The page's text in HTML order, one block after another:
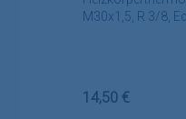
M30x1,5, R 3/8,
Regulärer Preis:
14,50 €